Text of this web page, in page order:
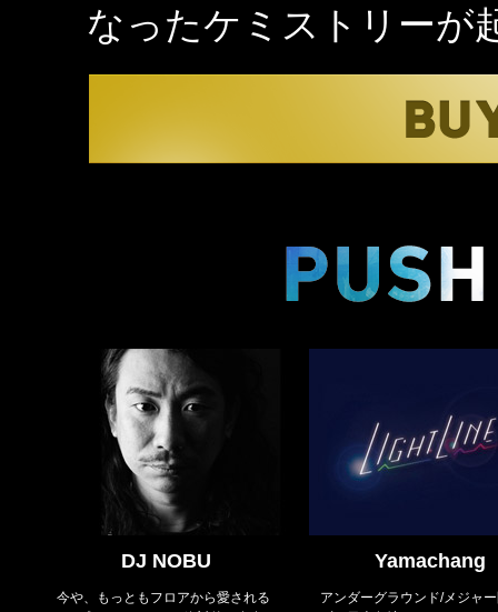
なったケミストリーが
DJ NOBU
今や、もっともフロアから愛される
Yamachang
アンダーグラウンド/メジャ